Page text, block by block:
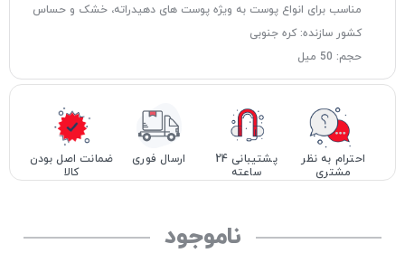
مناسب برای انواع پوست به ویژه پوست های دهیدراته، خشک و حساس
کشور سازنده: کره جنوبی
حجم: 50 میل
احترام به نظر
مشتری
پشتیبانی 24
ساعته
ارسال فوری
ضمانت اصل بودن
کالا
ناموجود